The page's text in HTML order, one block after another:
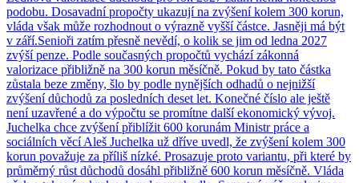
podobu. Dosavadní propočty ukazují na zvýšení kolem 300 korun,
vláda však může rozhodnout o výrazně vyšší částce. Jasněji má být
v září.Senioři zatím přesně nevědí, o kolik se jim od ledna 2027
zvýší penze. Podle současných propočtů vychází zákonná
valorizace přibližně na 300 korun měsíčně. Pokud by tato částka
zůstala beze změny, šlo by podle nynějších odhadů o nejnižší
zvýšení důchodů za posledních deset let. Konečné číslo ale ještě
není uzavřené a do výpočtu se promítne další ekonomický vývoj.
Juchelka chce zvýšení přiblížit 600 korunám Ministr práce a
sociálních věcí Aleš Juchelka už dříve uvedl, že zvýšení kolem 300
korun považuje za příliš nízké. Prosazuje proto variantu, při které by
průměrný růst důchodů dosáhl přibližně 600 korun měsíčně. Vláda